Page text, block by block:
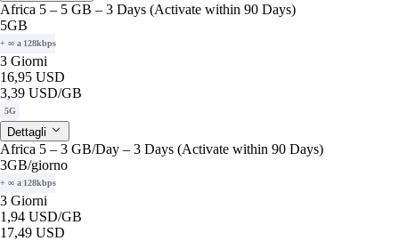
Africa 5 – 5 GB – 3 Days (Activate within 90 Days)
5GB
+ ∞ a 128kbps
3 Giorni
16,95 USD
3,39 USD/GB
5G
Dettagli
Africa 5 – 3 GB/Day – 3 Days (Activate within 90 Days)
3GB/giorno
+ ∞ a 128kbps
3 Giorni
1,94 USD/GB
17,49 USD